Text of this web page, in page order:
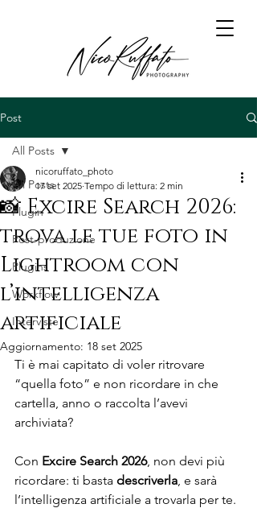
Post
All Posts
Plugin
Post-produzione
Plugins
Workflow
Interviste
All Posts
📸 Excire Search 2026:
trova le tue foto in
Lightroom con
l’intelligenza
artificiale
nicoruffato_photo
17 set 2025 Tempo di lettura: 2 min
Aggiornamento: 18 set 2025
Ti è mai capitato di voler ritrovare
“quella foto” e non ricordare in che
cartella, anno o raccolta l’avevi
archiviata?
Con Excire Search 2026, non devi più
ricordare: ti basta descriverla, e sarà
l’intelligenza artificiale a trovarla per te.